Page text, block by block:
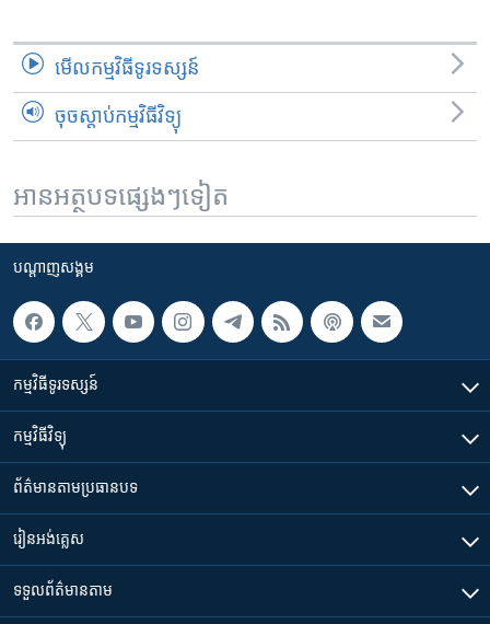
មើល​កម្មវិធី​ទូរទស្សន៍
ចុចស្តាប់កម្មវិធីវិទ្យុ
អានអត្ថបទផ្សេងៗទៀត
បណ្តាញ​សង្គម
កម្មវិធី​ទូរទស្សន៍
កម្មវិធី​វិទ្យុ
ព័ត៌មាន​តាមប្រធានបទ​
រៀន​​អង់គ្លេស
ទទួល​ព័ត៌មាន​តាម